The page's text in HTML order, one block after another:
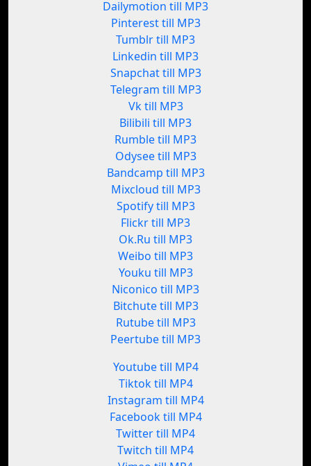
Dailymotion till MP3
Pinterest till MP3
Tumblr till MP3
Linkedin till MP3
Snapchat till MP3
Telegram till MP3
Vk till MP3
Bilibili till MP3
Rumble till MP3
Odysee till MP3
Bandcamp till MP3
Mixcloud till MP3
Spotify till MP3
Flickr till MP3
Ok.Ru till MP3
Weibo till MP3
Youku till MP3
Niconico till MP3
Bitchute till MP3
Rutube till MP3
Peertube till MP3
Youtube till MP4
Tiktok till MP4
Instagram till MP4
Facebook till MP4
Twitter till MP4
Twitch till MP4